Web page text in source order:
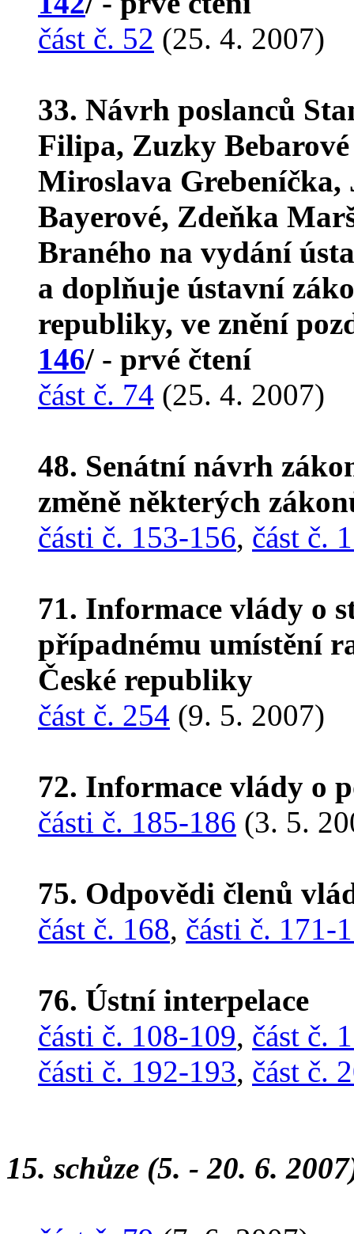
část č. 52 (25. 4. 2007)
33. Návrh poslanců
Filipa, Zuzky
Miroslava Grebeníčka,
Bayerové, Zdeňka
Braného na vydání
a doplňuje ústavní
republiky, ve znění
146/ - prvé čtení
část č. 74 (25. 4. 2007)
48. Senátní návrh
změně některých
části č. 153-156, část č.
71. Informace vlády o
případnému umístění
České republiky
část č. 254 (9. 5. 2007)
72. Informace vlády o
části č. 185-186 (3. 5.
75. Odpovědi členů
část č. 168, části č. 171-
76. Ústní interpelace
části č. 108-109, část č.
části č. 192-193, část č.
15. schůze (5. - 20. 6.